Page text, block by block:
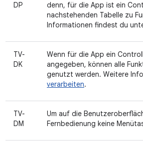
DP
denn, für die App ist ein
nachstehenden Tabelle zu
Informationen findest du
TV-
DK
Wenn für die App ein
angegeben, können alle
genutzt werden. Weitere
verarbeiten.
TV-
DM
Um auf die
Fernbedienung keine